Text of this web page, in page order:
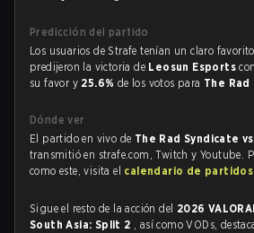
Predicción del partido
Los usuarios de Strafe tenían un claro
predijeron la victoria de Leosun Esportscon
su favor y 25.6% de los votos para The Rad
Dónde ver
El partido en vivo de The Rad Syndicate
transmitió en strafe.com, Twitch y Youtube.
como este, visita el calendario de
Sigue el resto de la acción del 2026
South Asia: Split 2 , así como VODs,